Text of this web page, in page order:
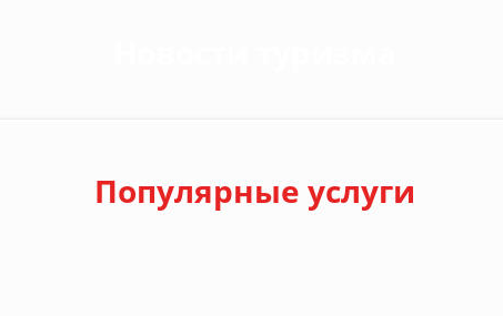
Популярные услуги